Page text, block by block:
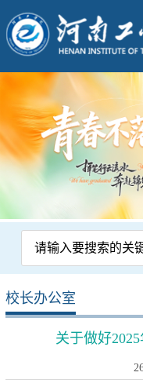
校长办公室
关于做好